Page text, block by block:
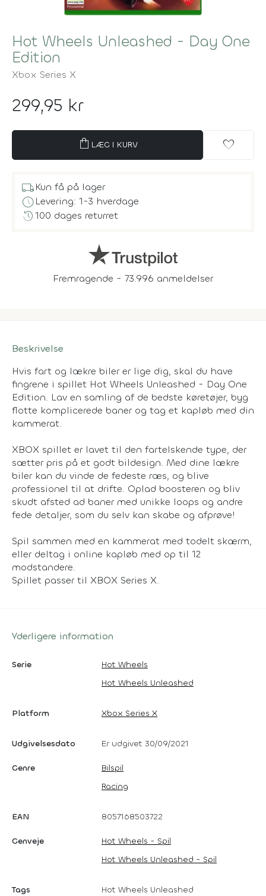
Hot Wheels Unleashed - Day One
Edition
Xbox Series X
299,95 kr
shopping_bag LÆG I KURV favorite
local_shippingKun få på lager
scheduleLevering: 1-3 hverdage
history100 dages returret
Fremragende - 73.996 anmeldelser
Beskrivelse
Hvis fart og lækre biler er lige dig, skal du have
fingrene i spillet Hot Wheels Unleashed - Day One
Edition. Lav en samling af de bedste køretøjer, byg
flotte komplicerede baner og tag et kapløb med din
kammerat.
XBOX spillet er lavet til den fartelskende type, der
sætter pris på et godt bildesign. Med dine lækre
biler kan du vinde de fedeste ræs, og blive
professionel til at drifte. Oplad boosteren og bliv
skudt afsted ad baner med unikke loops og andre
fede detaljer, som du selv kan skabe og afprøve!
Spil sammen med en kammerat med todelt skærm,
eller deltag i online kapløb med op til 12
modstandere.
Spillet passer til XBOX Series X.
Yderligere information
Serie
Hot Wheels
Hot Wheels Unleashed
Platform Xbox Series X
Udgivelsesdato Er udgivet 30/09/2021
Genre
Bilspil
Racing
EAN 8057168503722
Genveje
Hot Wheels - Spil
Hot Wheels Unleashed - Spil
Tags Hot Wheels Unleashed